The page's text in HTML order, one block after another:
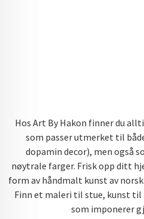
Hos Art By Hakon finner du
som passer utmerket til
dopamin decor), men også
nøytrale farger. Frisk opp ditt
form av håndmalt kunst av
Finn et maleri til stue, kunst
som imponerer